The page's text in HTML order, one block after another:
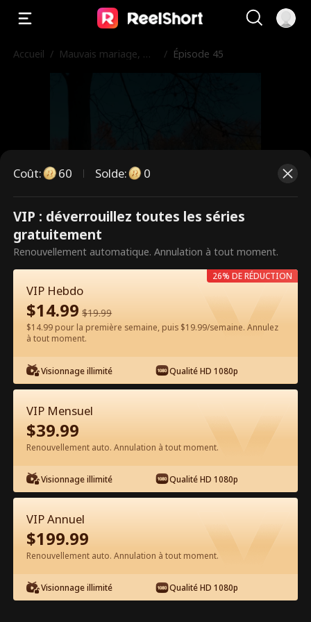
Accueil / Mauvais mariage, ma
/ Épisode 45
Ce sont des épisodes payants.
Débloquez pour regarder.
60 Débloquer maintenant
Épisode 45 - Mauvais mariage, marié
destiné Film complet
0-49 50-63 Tous les épisodes
47
Coût: 60 Solde: 0
VIP : déverrouillez toutes les séries
gratuitement
Renouvellement automatique. Annulation à tout moment.
VIP Hebdo
$14.99 $19.99
$14.99 pour la première semaine, puis $19.99/semaine. Annulez
à tout moment.
Visionnage illimité Qualité HD 1080p
26% DE RÉDUCTION
VIP Mensuel
$39.99
Renouvellement auto. Annulation à tout moment.
Visionnage illimité Qualité HD 1080p
VIP Annuel
$199.99
Renouvellement auto. Annulation à tout moment.
Visionnage illimité Qualité HD 1080p